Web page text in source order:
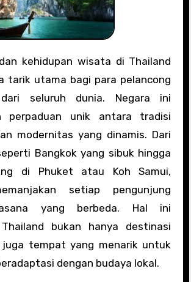
tarik utama bagi para pelancong
seluruh dunia. Negara ini
perpaduan unik antara tradisi
modernitas yang dinamis. Dari
Bangkok yang sibuk hingga
di Phuket atau Koh Samui,
setiap pengunjung
yang berbeda. Hal ini
bukan hanya destinasi
tempat yang menarik untuk
dengan budaya lokal.